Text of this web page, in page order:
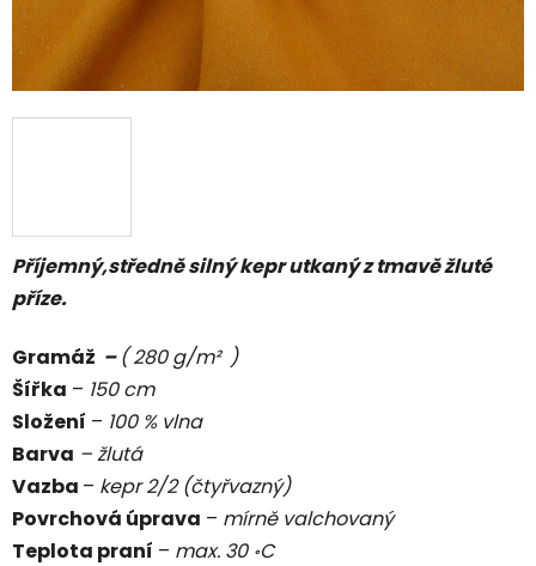
Příjemný,středně silný kepr utkaný z tmavě žluté
příze.
Gramáž –( 280 g/m² )
Šířka – 150 cm
Složení – 100 % vlna
Barva – žlutá
Vazba – kepr 2/2 (čtyřvazný)
Povrchová úprava – mírně valchovaný
Teplota praní – max. 30 ॰C